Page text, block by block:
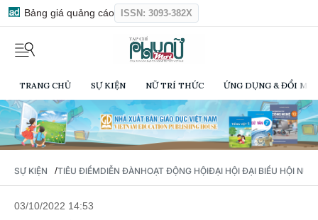
Bảng giá quảng cáo ISSN: 3093-382X
TRANG CHỦ SỰ KIỆN NỮ TRÍ THỨC ỨNG DỤNG & ĐỔI
SỰ KIỆN / TIÊU ĐIỂMDIỄN ĐÀNHOẠT ĐỘNG HỘIĐẠI HỘI ĐẠI BIỂU HỘI NỮ
03/10/2022 14:53